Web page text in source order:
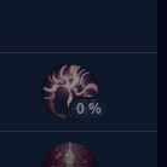
0 %